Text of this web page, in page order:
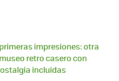
impresiones: otra
retro casero con
incluidas